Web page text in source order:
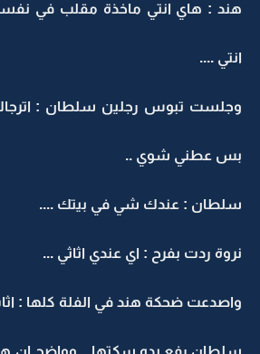
هند : هاي انتي ماخذة مقلب في
انتي ....
وجلست تبوس رجلين سلطان :
بس عطني شوي ..
سلطان : عندك شي في بيتك ....
نروة ردت بفرح : اي عندي اثاثي ...
واصدعت ضحكة هند في الفلة كلها :
سلطان رفع يده سكتها... وواضح ان